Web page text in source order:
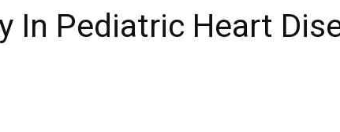
In Pediatric Heart